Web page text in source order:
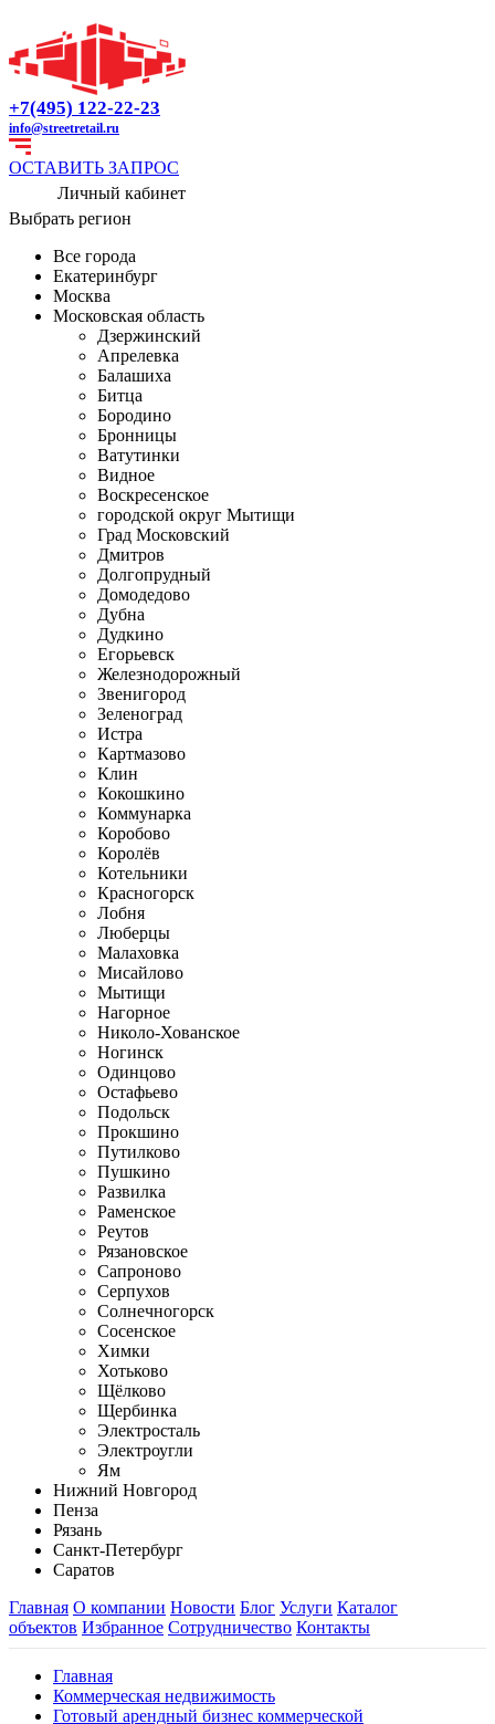
+7(495) 122-22-23
info@streetretail.ru
ОСТАВИТЬ ЗАПРОС
Личный кабинет
Выбрать регион
Все города
Екатеринбург
Москва
Московская область
Дзержинский
Апрелевка
Балашиха
Битца
Бородино
Бронницы
Ватутинки
Видное
Воскресенское
городской округ Мытищи
Град Московский
Дмитров
Долгопрудный
Домодедово
Дубна
Дудкино
Егорьевск
Железнодорожный
Звенигород
Зеленоград
Истра
Картмазово
Клин
Кокошкино
Коммунарка
Коробово
Королёв
Котельники
Красногорск
Лобня
Люберцы
Малаховка
Мисайлово
Мытищи
Нагорное
Николо-Хованское
Ногинск
Одинцово
Остафьево
Подольск
Прокшино
Путилково
Пушкино
Развилка
Раменское
Реутов
Рязановское
Сапроново
Серпухов
Солнечногорск
Сосенское
Химки
Хотьково
Щёлково
Щербинка
Электросталь
Электроугли
Ям
Нижний Новгород
Пенза
Рязань
Санкт-Петербург
Саратов
Главная О компании Новости Блог Услуги Каталог
объектов Избранное Сотрудничество Контакты
Главная
Коммерческая недвижимость
Готовый арендный бизнес коммерческой